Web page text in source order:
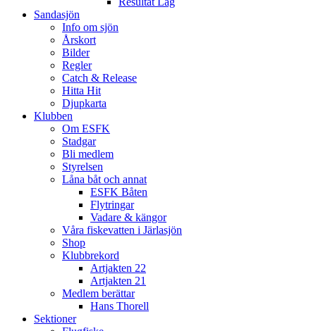
Sandasjön
Info om sjön
Årskort
Bilder
Regler
Catch & Release
Hitta Hit
Djupkarta
Klubben
Om ESFK
Stadgar
Bli medlem
Styrelsen
Låna båt och annat
ESFK Båten
Flytringar
Vadare & kängor
Våra fiskevatten i Järlasjön
Shop
Klubbrekord
Artjakten 22
Artjakten 21
Medlem berättar
Hans Thorell
Sektioner